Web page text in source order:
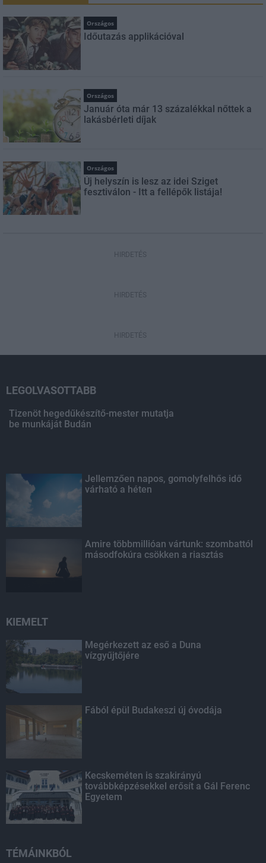
Országos
Időutazás applikációval
Országos
Január óta már 13 százalékkal nőttek a
lakásbérleti díjak
Országos
Új helyszín is lesz az idei Sziget
fesztiválon - Itt a fellépők listája!
HIRDETÉS
HIRDETÉS
HIRDETÉS
LEGOLVASOTTABB
Tizenöt hegedűkészítő-mester mutatja
be munkáját Budán
Jellemzően napos, gomolyfelhős idő
várható a héten
Amire többmillióan vártunk: szombattól
másodfokúra csökken a riasztás
KIEMELT
Megérkezett az eső a Duna
vízgyűjtőjére
Fából épül Budakeszi új óvodája
Kecskeméten is szakirányú
továbbképzésekkel erősít a Gál Ferenc
Egyetem
TÉMÁINKBÓL